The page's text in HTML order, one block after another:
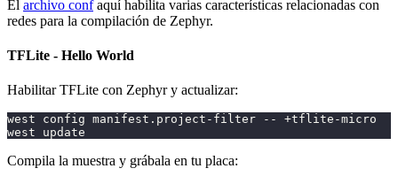
El archivo confaquí habilita varias características relacionadas con
redes para la compilación de Zephyr.
TFLite - Hello World
Habilitar TFLite con Zephyr y actualizar:
west config manifest.project-filter -- +tflite-micro
west update
Compila la muestra y grábala en tu placa: